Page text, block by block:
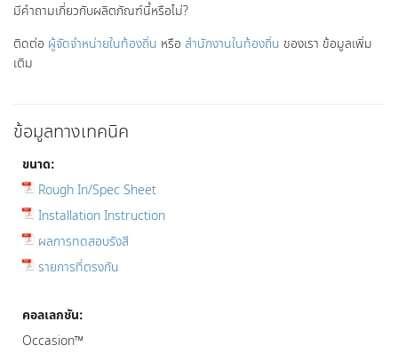
มีคำถามเกี่ยวกับผลิตภัณฑ์นี้หรือไม่?
ติดต่อ ผู้จัดจำหน่ายในท้องถิ่น หรือ สำนักงานในท้องถิ่น ของเรา ข้อมูลเพิ่ม
เติม
ข้อมูลทางเทคนิค
ขนาด:
Rough In/Spec Sheet
Installation Instruction
ผลการทดสอบรังสี
รายการที่ตรงกัน
คอลเลกชัน:
Occasion™